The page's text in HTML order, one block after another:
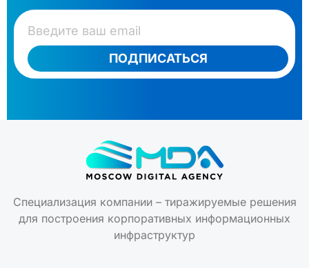
ПОДПИСАТЬСЯ
Специализация компании – тиражируемые решения
для построения корпоративных информационных
инфраструктур